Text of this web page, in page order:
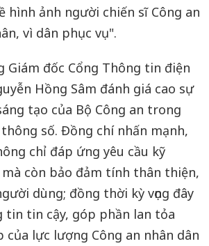
hình ảnh người chiến sĩ Công an
vì dân phục vụ".
Giám đốc Cổng Thông tin điện
Hồng Sâm đánh giá cao sự
tạo của Bộ Công an trong
số. Đồng chí nhấn mạnh,
chỉ đáp ứng yêu cầu kỹ
còn bảo đảm tính thân thiện,
dùng; đồng thời kỳ vọng đây
tin tin cậy, góp phần lan tỏa
lực lượng Công an nhân dân